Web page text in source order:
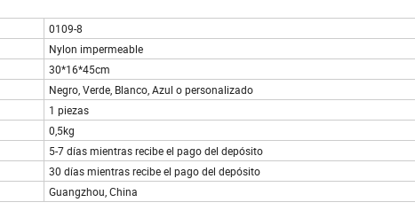
0109-8
Nylon impermeable
30*16*45cm
Negro, Verde, Blanco, Azul o personalizado
1 piezas
0,5kg
5-7 días mientras recibe el pago del depósito
30 días mientras recibe el pago del depósito
Guangzhou, China